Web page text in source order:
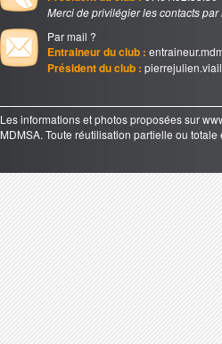
Merci de privilégier les contacts par
Par mail ?
Entraineur du club :
Président du club :
Les informations et photos proposées sur
MDMSA. Toute réutilisation partielle ou totale